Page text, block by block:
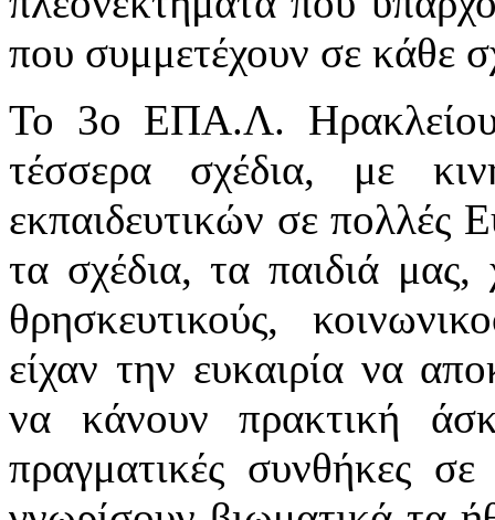
που συμμετέχουν σε κάθε
Το 3ο ΕΠΑ.Λ. Ηρακλείου
τέσσερα σχέδια, με
εκπαιδευτικών σε πολλές
τα σχέδια, τα παιδιά μας,
θρησκευτικούς,
είχαν την ευκαιρία να
να κάνουν πρακτική
πραγματικές συνθήκες